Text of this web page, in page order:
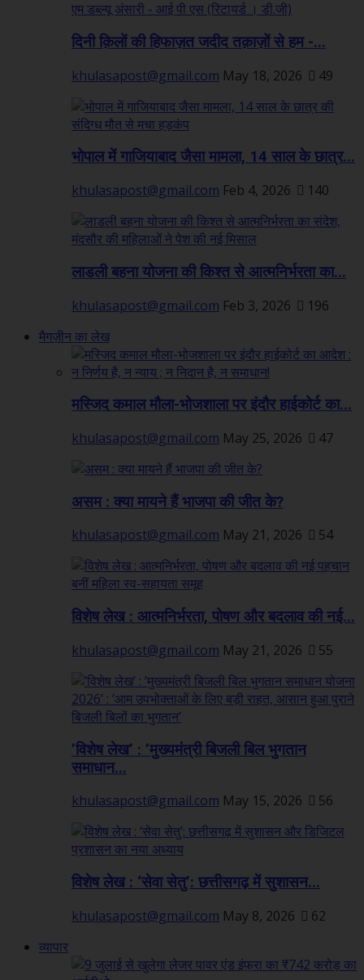
दिनी क़िलों की हिफाज़त जदीद तक़ाज़ों से हम -...
khulasapost@gmail.com May 18, 2026 49
भोपाल में गाजियाबाद जैसा मामला, 14 साल के छात्र...
khulasapost@gmail.com Feb 4, 2026 140
लाडली बहना योजना की किश्त से आत्मनिर्भरता का...
khulasapost@gmail.com Feb 3, 2026
196
मैगज़ीन का लेख
मस्जिद कमाल मौला-भोजशाला पर इंदौर हाईकोर्ट का...
khulasapost@gmail.com May 25, 2026 47
असम : क्या मायने हैं भाजपा की जीत के?
khulasapost@gmail.com May 21, 2026 54
विशेष लेख : आत्मनिर्भरता, पोषण और बदलाव की नई...
khulasapost@gmail.com May 21, 2026 55
’विशेष लेख’ : ’मुख्यमंत्री बिजली बिल भुगतान
समाधान...
khulasapost@gmail.com May 15, 2026 56
विशेष लेख : ‘सेवा सेतु’: छत्तीसगढ़ में सुशासन...
khulasapost@gmail.com May 8, 2026
62
व्यापार